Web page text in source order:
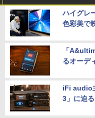
ハイグレ
色彩美で
「
るオーデ
iFi audio
3」に迫る